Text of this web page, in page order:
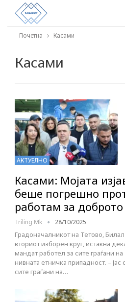
Почетна Касами
Касами
АКТУЕЛНО
Касами: Мојата
беше погрешно
работам за
Triling Mk 28/10/2025
Градоначалникот на Тетово,
вториот изборен круг, истакна
мандат работел за сите граѓани
нивната етничка припадност. –
сите граѓани на…